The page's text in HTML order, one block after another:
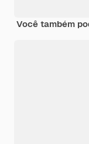
Você também